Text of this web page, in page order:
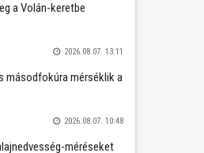
a Volán-keretbe
2026.08.07. 13:11
másodfokúra mérséklik a
2026.08.07. 10:48
méréseket